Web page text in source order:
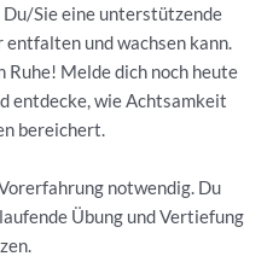
Du/Sie eine unterstützende
und wachsen kann.
Ruhe! Melde dich noch heute
entdecke, wie Achtsamkeit
bereichert.
notwendig. Du
Übung und Vertiefung